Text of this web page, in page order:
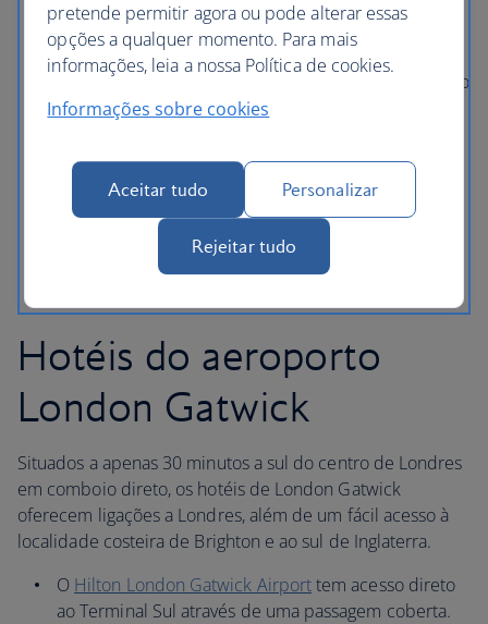
OSofitel London Heathrowestá diretamente ligado
ao Terminal 5 através de uma passagem coberta.
Hilton Garden Inn Heathrow London
está ligado ao
Terminal 2 através de uma passagem coberta com
pedonal subterrânea.
Thistle London Heathrow
tem acesso direto ao
Terminal 5 utilizando os Heathrow Pods ou o serviço
de autocarros públicos.
Hotéis do aeroporto
London Gatwick
Situados a apenas 30 minutos a sul do centro de Londres
em comboio direto, os hotéis de London Gatwick
oferecem ligações a Londres, além de um fácil acesso à
localidade costeira de Brighton e ao sul de Inglaterra.
O Hilton London Gatwick Airporttem acesso direto
ao Terminal Sul através de uma passagem coberta.
pretende permitir agora ou pode alterar essas
opções a qualquer momento. Para mais
informações, leia a nossa Política de cookies.
Informações sobre cookies
Aceitar tudo Personalizar
Rejeitar tudo